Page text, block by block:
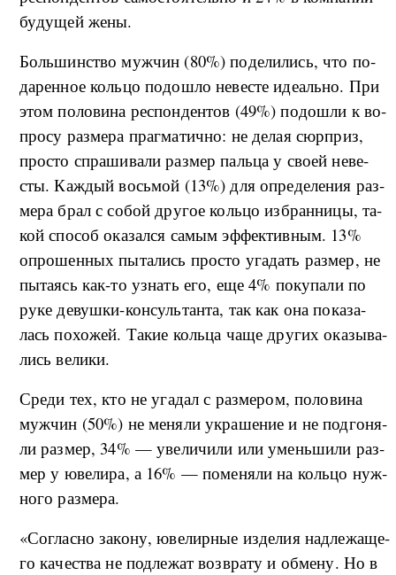
бу­ду­щей же­ны.
Боль­шин­ство му­ж­чин (80%) по­де­ли­лись, что по­
да­рен­ное коль­цо по­до­шло не­ве­сте иде­аль­но. При
этом по­ло­ви­на ре­с­пон­ден­тов (49%) по­до­шли к во­
про­су раз­ме­ра пра­г­ма­ти­ч­но: не де­лая сюр­приз,
про­сто спра­ши­ва­ли раз­мер паль­ца у сво­ей не­ве­
сты. Ка­ж­дый вось­мой (13%) для опре­де­ле­ния раз­
ме­ра брал с со­бой дру­гое коль­цо из­бран­ни­цы, та­
кой спо­соб ока­за­л­ся са­мым эф­фек­тив­ным. 13%
опро­шен­ных пы­та­лись про­сто уга­дать раз­мер, не
пы­та­ясь как-то узнать его, еще 4% по­ку­па­ли по
ру­ке де­ву­ш­ки-кон­суль­тан­та, так как она по­ка­за­
лась по­хо­жей. Та­кие коль­ца ча­ще дру­гих ока­зы­ва­
лись ве­ли­ки.
Сре­ди тех, кто не уга­дал с раз­ме­ром, по­ло­ви­на
му­ж­чин (50%) не ме­ня­ли укра­ше­ние и не под­го­ня­
ли раз­мер, 34% — уве­ли­чи­ли или умень­ши­ли раз­
мер у юве­ли­ра, а 16% — по­ме­ня­ли на коль­цо ну­ж­
но­го раз­ме­ра.
«Со­глас­но за­ко­ну, юве­ли­р­ные из­де­лия на­д­ле­жа­ще­
го ка­че­ства не под­ле­жат воз­вра­ту и об­ме­ну. Но в